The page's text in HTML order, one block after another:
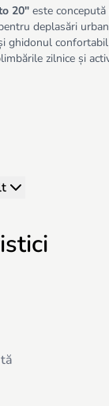
20″ este
deplasări
ghidonul
zilnice și